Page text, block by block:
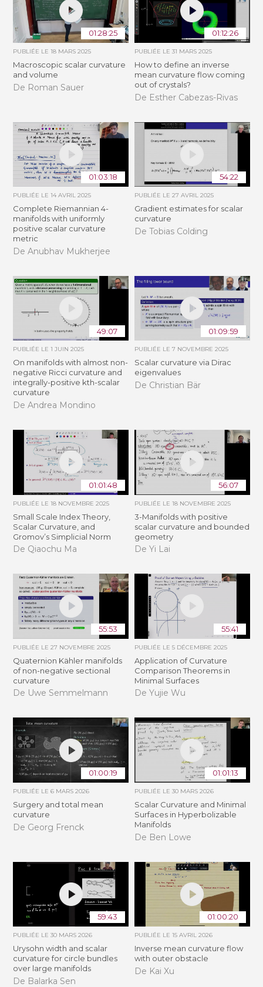
01:28:25
PUBLIÉE LE18 MARS 2025
Macroscopic scalar curvature
and volume
De Roman Sauer
01:12:26
PUBLIÉE LE 31 MARS 2025
How to define an inverse
mean curvature flow coming
out of crystals?
De Esther Cabezas-Rivas
01:03:18
PUBLIÉE LE14 AVRIL 2025
Complete Riemannian 4-
manifolds with uniformly
positive scalar curvature
metric
De Anubhav Mukherjee
54:22
PUBLIÉE LE 27 AVRIL 2025
Gradient estimates for scalar
curvature
De Tobias Colding
49:07
PUBLIÉE LE1 JUIN 2025
On manifolds with almost non-
negative Ricci curvature and
integrally-positive kth-scalar
curvature
De Andrea Mondino
01:09:59
PUBLIÉE LE 7 NOVEMBRE 2025
Scalar curvature via Dirac
eigenvalues
De Christian Bär
01:01:48
PUBLIÉE LE18 NOVEMBRE 2025
Small Scale Index Theory,
Scalar Curvature, and
Gromov’s Simplicial Norm
De Qiaochu Ma
56:07
PUBLIÉE LE 18 NOVEMBRE 2025
3-Manifolds with positive
scalar curvature and bounded
geometry
De Yi Lai
55:53
PUBLIÉE LE27 NOVEMBRE 2025
Quaternion Kähler manifolds
of non-negative sectional
curvature
De Uwe Semmelmann
55:41
PUBLIÉE LE 5 DÉCEMBRE 2025
Application of Curvature
Comparison Theorems in
Minimal Surfaces
De Yujie Wu
01:00:19
PUBLIÉE LE6 MARS 2026
Surgery and total mean
curvature
De Georg Frenck
01:01:13
PUBLIÉE LE 30 MARS 2026
Scalar Curvature and Minimal
Surfaces in Hyperbolizable
Manifolds
De Ben Lowe
59:43
PUBLIÉE LE30 MARS 2026
Urysohn width and scalar
curvature for circle bundles
over large manifolds
De Balarka Sen
01:00:20
PUBLIÉE LE 15 AVRIL 2026
Inverse mean curvature flow
with outer obstacle
De Kai Xu